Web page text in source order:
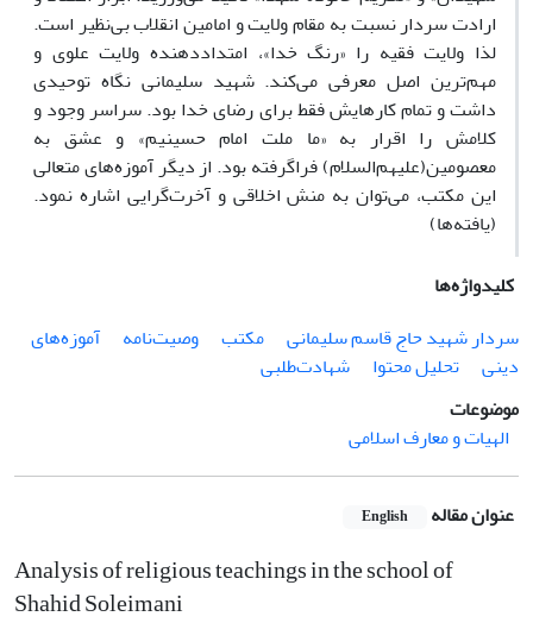
ارادت سردار نسبت به مقام ولایت و امامین انقلاب بی‌نظیر است.
لذا ولایت فقیه را «رنگ خدا»، امتداددهنده ولایت علوی و
مهم‌ترین اصل معرفی می‌‌کند. شهید سلیمانی نگاه توحیدی
داشت و تمام کارهایش فقط برای رضای خدا بود. سراسر وجود و
کلامش را اقرار به «ما ملت امام حسینیم» و عشق به
معصومین(علیهم‌السلام) فراگرفته بود. از دیگر آموزه‌های متعالی
این مکتب، می‌توان به منش اخلاقی و آخرت‌گرایی اشاره نمود.
(یافته‌ها)
کلیدواژه‌ها
سردار شهید حاج قاسم سلیمانی
مکتب وصیت‌نامه
آموزه‌های
دینی
تحلیل محتوا
شهادت‌طلبی
موضوعات
الهیات و معارف اسلامی
عنوان مقاله English
Analysis of religious teachings in the school of
Shahid Soleimani